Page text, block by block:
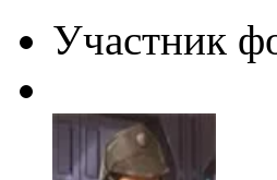
Участник